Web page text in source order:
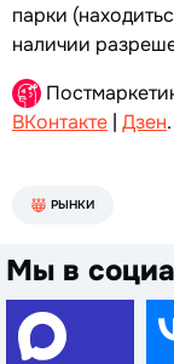
парки
наличии
ВКонтакте | Дзен
РЫНКИ
Мы в